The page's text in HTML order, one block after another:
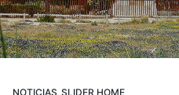
NOTICIAS SLIDER HOME